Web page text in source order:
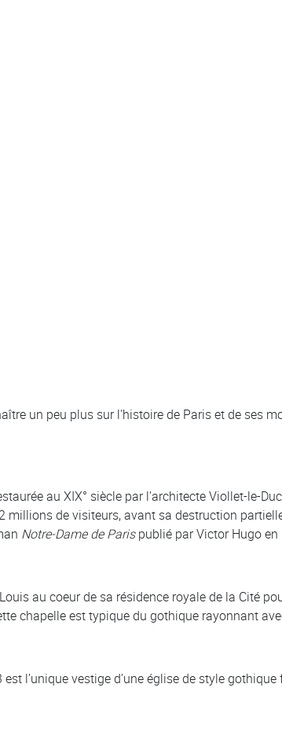
un peu plus sur l'histoire de Paris et de ses
au XIX° siècle par l’architecte Viollet-le-
millions de visiteurs, avant sa destruction
Notre-Dame de Parispublié par Victor Hugo en
au coeur de sa résidence royale de la Cité
chapelle est typique du gothique rayonnant
l’unique vestige d’une église de style